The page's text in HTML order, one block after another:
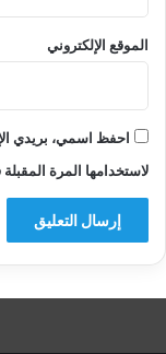
الموقع الإلكتروني
احفظ اسمي، بريدي
لاستخدامها المرة